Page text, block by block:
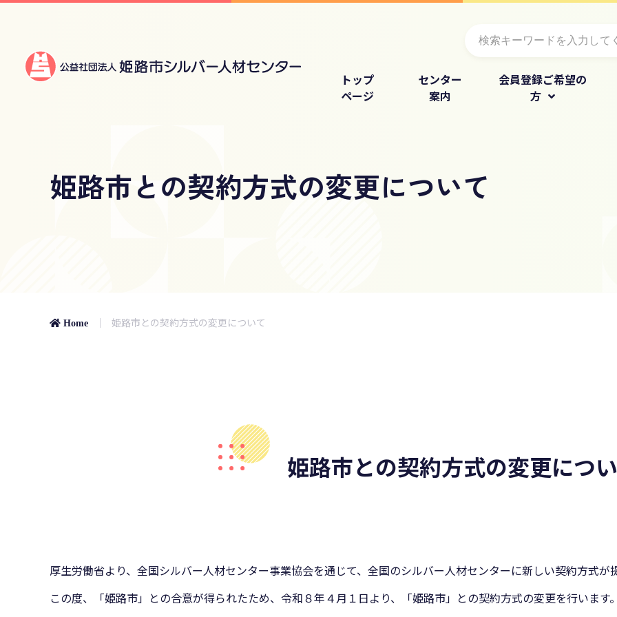
トップ
ページ
センター
案内
会員登録ご希望の
方
姫路市との契約方式の変更について
 Home 姫路市との契約方式の変更について
姫路市との契約方式の変更につ
厚生労働省より、全国シルバー人材センター事業協会を通じて、全国のシルバー人材センターに新しい契約方式が
この度、「姫路市」との合意が得られたため、令和８年４月１日より、「姫路市」との契約方式の変更を行います。